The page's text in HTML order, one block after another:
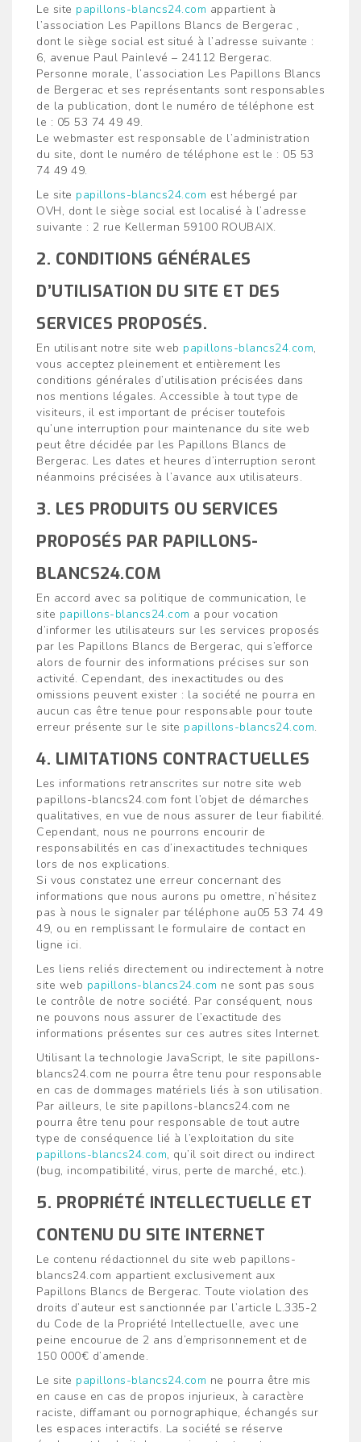
Le site papillons-blancs24.com appartient à
l’association Les Papillons Blancs de Bergerac ,
dont le siège social est situé à l’adresse suivante :
6, avenue Paul Painlevé – 24112 Bergerac.
Personne morale, l’association Les Papillons Blancs
de Bergerac et ses représentants sont responsables
de la publication, dont le numéro de téléphone est
le : 05 53 74 49 49.
Le webmaster est responsable de l’administration
du site, dont le numéro de téléphone est le : 05 53
74 49 49.
Le site papillons-blancs24.com est hébergé par
OVH, dont le siège social est localisé à l’adresse
suivante : 2 rue Kellerman 59100 ROUBAIX.
2. CONDITIONS GÉNÉRALES
D’UTILISATION DU SITE ET DES
SERVICES PROPOSÉS.
En utilisant notre site web papillons-blancs24.com,
vous acceptez pleinement et entièrement les
conditions générales d’utilisation précisées dans
nos mentions légales. Accessible à tout type de
visiteurs, il est important de préciser toutefois
qu’une interruption pour maintenance du site web
peut être décidée par les Papillons Blancs de
Bergerac. Les dates et heures d’interruption seront
néanmoins précisées à l’avance aux utilisateurs.
3. LES PRODUITS OU SERVICES
PROPOSÉS PAR PAPILLONS-
BLANCS24.COM
En accord avec sa politique de communication, le
site papillons-blancs24.com a pour vocation
d’informer les utilisateurs sur les services proposés
par les Papillons Blancs de Bergerac, qui s’efforce
alors de fournir des informations précises sur son
activité. Cependant, des inexactitudes ou des
omissions peuvent exister : la société ne pourra en
aucun cas être tenue pour responsable pour toute
erreur présente sur le site papillons-blancs24.com.
4. LIMITATIONS CONTRACTUELLES
Les informations retranscrites sur notre site web
papillons-blancs24.com font l’objet de démarches
qualitatives, en vue de nous assurer de leur fiabilité.
Cependant, nous ne pourrons encourir de
responsabilités en cas d’inexactitudes techniques
lors de nos explications.
Si vous constatez une erreur concernant des
informations que nous aurons pu omettre, n’hésitez
pas à nous le signaler par téléphone au05 53 74 49
49, ou en remplissant le formulaire de contact en
ligne ici.
Les liens reliés directement ou indirectement à notre
site web papillons-blancs24.com ne sont pas sous
le contrôle de notre société. Par conséquent, nous
ne pouvons nous assurer de l’exactitude des
informations présentes sur ces autres sites Internet.
Utilisant la technologie JavaScript, le site papillons-
blancs24.com ne pourra être tenu pour responsable
en cas de dommages matériels liés à son utilisation.
Par ailleurs, le site papillons-blancs24.com ne
pourra être tenu pour responsable de tout autre
type de conséquence lié à l’exploitation du site
papillons-blancs24.com, qu’il soit direct ou indirect
(bug, incompatibilité, virus, perte de marché, etc.).
5. PROPRIÉTÉ INTELLECTUELLE ET
CONTENU DU SITE INTERNET
Le contenu rédactionnel du site web papillons-
blancs24.com appartient exclusivement aux
Papillons Blancs de Bergerac. Toute violation des
droits d’auteur est sanctionnée par l’article L.335-2
du Code de la Propriété Intellectuelle, avec une
peine encourue de 2 ans d’emprisonnement et de
150 000€ d’amende.
Le site papillons-blancs24.com ne pourra être mis
en cause en cas de propos injurieux, à caractère
raciste, diffamant ou pornographique, échangés sur
les espaces interactifs. La société se réserve